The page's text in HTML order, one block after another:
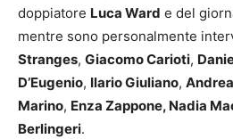
doppiatore Luca Ward e del
mentre sono personalmente
Stranges, Giacomo Carioti,
D’Eugenio, Ilario Giuliano,
Marino, Enza Zappone, Nadia
Berlingeri.